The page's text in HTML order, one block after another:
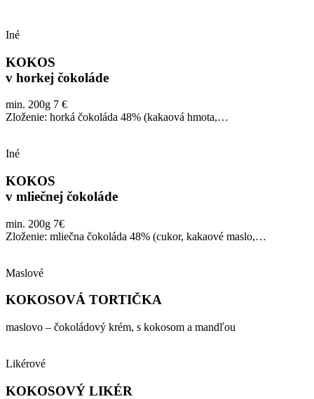
Iné
KOKOS
v horkej čokoláde
min. 200g 7 €
Zloženie: horká čokoláda 48% (kakaová hmota,…
Iné
KOKOS
v mliečnej čokoláde
min. 200g 7€
Zloženie: mliečna čokoláda 48% (cukor, kakaové maslo,…
Maslové
KOKOSOVÁ TORTIČKA
maslovo – čokoládový krém, s kokosom a mandľou
Likérové
KOKOSOVÝ LIKÉR